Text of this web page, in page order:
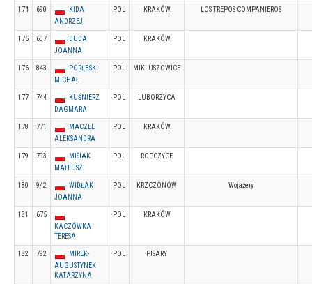
174 690
KIDA
ANDRZEJ
POL KRAKÓW LOS TREPOS COMPANIEROS
175 607
DUDA
JOANNA
POL KRAKÓW
176 843
PORĘBSKI
MICHAŁ
POL MIKLUSZOWICE
177 744
KUŚNIERZ
DAGMARA
POL LUBORZYCA
178 771
MACZEL
ALEKSANDRA
POL KRAKÓW
179 793
MISIAK
MATEUSZ
POL ROPCZYCE
180 942
WIDŁAK
JOANNA
POL KRZCZONÓW Wojażery
181
675
KACZÓWKA
TERESA
POL KRAKÓW
182 792
MIREK-
AUGUSTYNEK
KATARZYNA
POL PISARY